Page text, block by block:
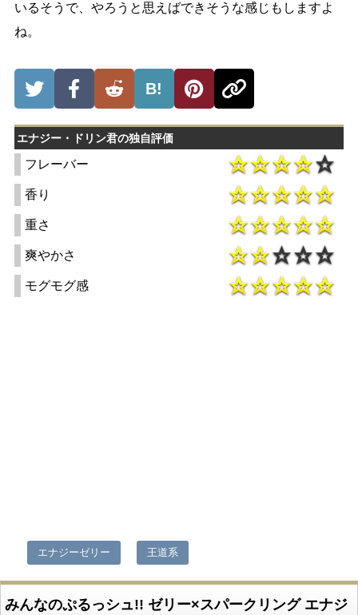
いるそうで、やろうと思えばできそうな感じもしますよ
ね。
B!
エナジー・ドリン君の独自評価
フレーバー
香り
重さ
爽やかさ
モグモグ感
エナジーゼリー 王道系
みんなのぷるっシュ!! ゼリー×スパークリング エナジ